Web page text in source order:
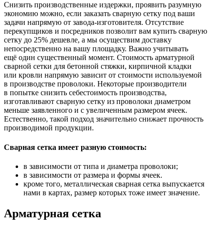
Снизить производственные издержки, проявить разумную
экономию можно, если заказать сварную сетку под ваши
задачи напрямую от завода-изготовителя. Отсутствие
перекупщиков и посредников позволит вам купить сварную
сетку до 25% дешевле, а мы осуществим доставку
непосредственно на вашу площадку. Важно учитывать
ещё один существенный момент. Стоимость арматурной
сварной сетки для бетонной стяжки, кирпичной кладки
или кровли напрямую зависит от стоимости используемой
в производстве проволоки. Некоторые производители
в попытке снизить себестоимость производства,
изготавливают сварную сетку из проволоки диаметром
меньше заявленного и с увеличенным размером ячеек.
Естественно, такой подход значительно снижает прочность
производимой продукции.
Сварная сетка имеет разную стоимость:
в зависимости от типа и диаметра проволоки;
в зависимости от размера и формы ячеек.
кроме того, металлическая сварная сетка выпускается
нами в картах, размер которых тоже имеет значение.
Арматурная сетка